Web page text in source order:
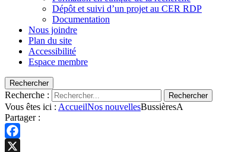
Dépôt et suivi d’un projet au CER RDP
Documentation
Nous joindre
Plan du site
Accessibilité
Espace membre
Rechercher
Recherche : Rechercher
Vous êtes ici : AccueilNos nouvellesBussièresA
Partager :
Facebook